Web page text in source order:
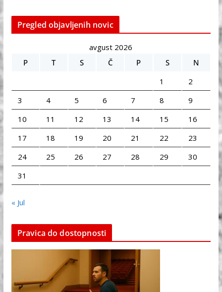
Pregled objavljenih novic
avgust 2026
P
T S Č P S
N
1
2
3
4 5 6 7 8
9
10
11 12 13 14 15
16
17
18 19 20 21 22
23
24
25 26 27 28 29
30
31
« Jul
Pravica do dostopnosti